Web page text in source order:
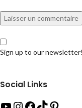
Sign up to our newsletter!
Social Links